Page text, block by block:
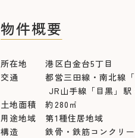
物件概要
所在地 港区白金台5丁目
交通 都営三田線・南北線「
JR山手線「目黒」駅
土地面積 約280㎡
用途地域 第1種住居地域
構造 鉄骨・鉄筋コンクリー